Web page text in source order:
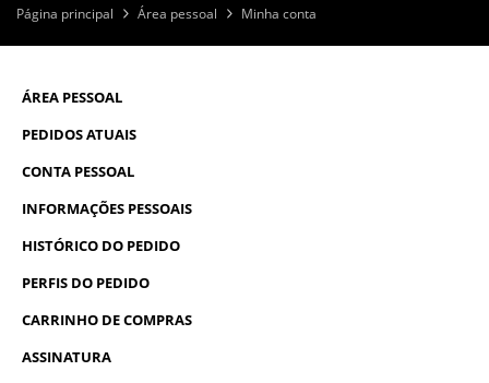
Página principal Área pessoal Minha conta
ÁREA PESSOAL
PEDIDOS ATUAIS
CONTA PESSOAL
INFORMAÇÕES PESSOAIS
HISTÓRICO DO PEDIDO
PERFIS DO PEDIDO
CARRINHO DE COMPRAS
ASSINATURA